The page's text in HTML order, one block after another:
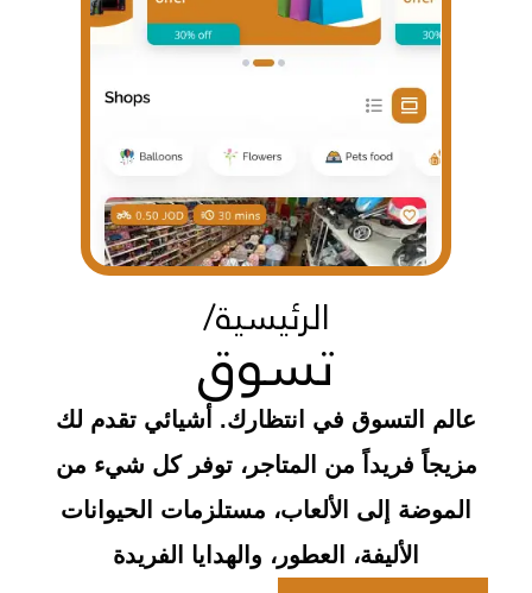
الرئيسية/
تسوق
عالم التسوق في انتظارك. أشيائي تقدم لك
مزيجاً فريداً من المتاجر، توفر كل شيء من
الموضة إلى الألعاب، مستلزمات الحيوانات
الأليفة، العطور، والهدايا الفريدة